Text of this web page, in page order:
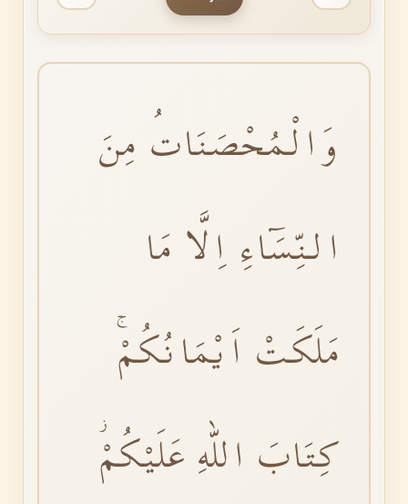
وَالْمُحْصَنَاتُ مِنَ
النِّسَٓاءِ اِلَّا مَا
مَلَكَتْ اَيْمَانُكُمْۚ
كِتَابَ اللّٰهِ عَلَيْكُمْؗ